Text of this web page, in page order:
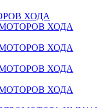
ХОДА
ХОДА
ХОДА
ХОДА
ХОДА